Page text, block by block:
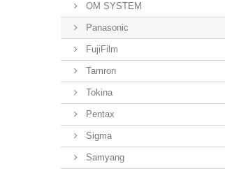
OM SYSTEM
Panasonic
FujiFilm
Tamron
Tokina
Pentax
Sigma
Samyang